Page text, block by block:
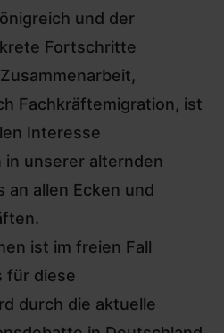
und der
Fortschritte
Fachkräftemigration, ist
Interesse
in unserer alternden
an allen Ecken und
ist im freien Fall
für diese
durch die aktuelle